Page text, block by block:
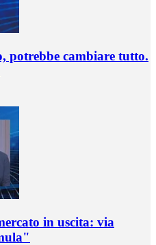
potrebbe cambiare tutto.
in uscita: via